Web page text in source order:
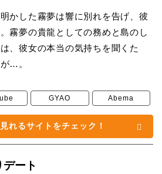
かした霧夢は響に別れを告げ、彼
霧夢の貴龍としての務めと島のし
、彼女の本当の気持ちを聞くた
…。
GYAO Abema
れるサイトをチェック！
ート